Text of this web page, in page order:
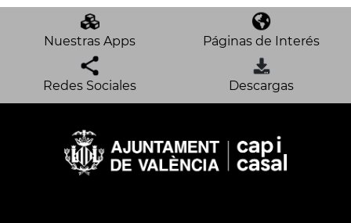
Nuestras Apps Páginas de Interés
Redes Sociales Descargas